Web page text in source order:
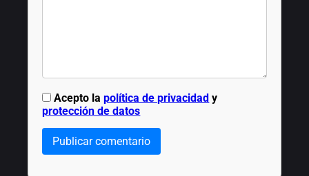
Acepto lapolítica de privacidad y
protección de datos
Publicar comentario